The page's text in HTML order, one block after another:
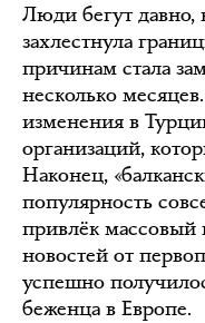
Люди бегут давно,
захлестнула
причинам стала
несколько
изменения в
организаций,
Наконец,
популярность
привлёк массовый
новостей от
успешно
беженца в Европе.